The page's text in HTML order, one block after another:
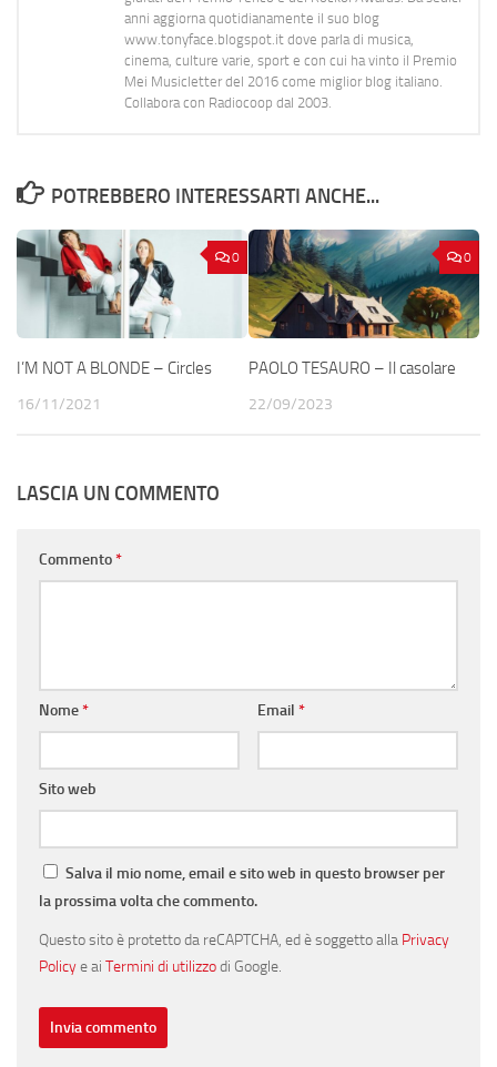
anni aggiorna quotidianamente il suo blog
www.tonyface.blogspot.it dove parla di musica,
cinema, culture varie, sport e con cui ha vinto il Premio
Mei Musicletter del 2016 come miglior blog italiano.
Collabora con Radiocoop dal 2003.
POTREBBERO INTERESSARTI ANCHE...
0
I’M NOT A BLONDE – Circles
16/11/2021
0
PAOLO TESAURO – Il casolare
22/09/2023
LASCIA UN COMMENTO
Commento*
Nome* Email *
Sito web
Salva il mio nome, email e sito web in questo browser per
la prossima volta che commento.
Questo sito è protetto da reCAPTCHA, ed è soggetto alla Privacy
Policye ai Termini di utilizzodi Google.